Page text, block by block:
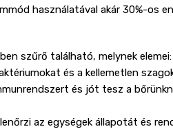
használatával akár 30%-os
szűrő található, melynek
és a kellemetlen
és jót tesz a
az egységek állapotát és